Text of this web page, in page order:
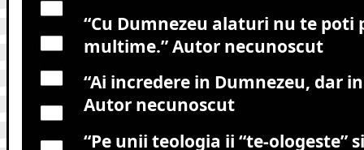
“Cu Dumnezeu alaturi nu te poti
multime.”Autor necunoscut
“Ai incredere in Dumnezeu, dar
Autor necunoscut
“Pe unii teologia ii “te-ologeste”